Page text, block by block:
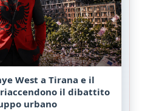
West a Tirana e il
il dibattito
urbano